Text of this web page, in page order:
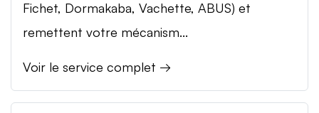
Fichet, Dormakaba, Vachette, ABUS) et
remettent votre mécanism...
Voir le service complet →